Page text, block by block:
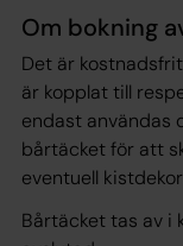
Om bokning
Det är
är kopplat till
endast användas
bårtäcket för att
eventuell
Bårtäcket tas av i